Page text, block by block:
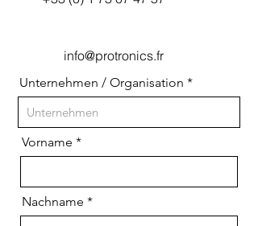
info@protronics.fr
Unternehmen / Organisation
Vorname
Nachname